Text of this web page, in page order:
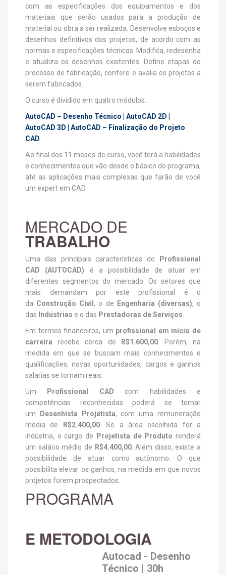
com as especificações dos equipamentos e dos
materiais que serão usados para a produção de
material ou obra a ser realizada. Desenvolve esboços e
desenhos definitivos dos projetos, de acordo com as
normas e especificações técnicas. Modifica, redesenha
e atualiza os desenhos existentes. Define etapas do
processo de fabricação, confere e avalia os projetos a
serem fabricados.
O curso é dividido em quatro módulos:
AutoCAD – Desenho Técnico | AutoCAD 2D |
AutoCAD 3D | AutoCAD – Finalização do Projeto
CAD
Ao final dos 11 meses de curso, você terá a habilidades
e conhecimentos que vão desde o básico do programa,
até as aplicações mais complexas que farão de você
um expert em CAD.
MERCADO DE
TRABALHO
Uma das principais características do
Profissional
CAD (AUTOCAD) é a possibilidade de atuar em
diferentes segmentos do mercado. Os setores que
mais demandam por este profissional é o
da Construção Civil, o de Engenharia (diversas), o
das Indústrias e o das Prestadoras de Serviços
Em termos financeiros, um profissional em início de
carreira recebe cerca de R$1.600,00. Porém, na
medida em que se buscam mais conhecimentos e
qualificações, novas oportunidades, cargos e ganhos
salarias se tornam reais.
Um
Profissional CAD com habilidades e
competências reconhecidas poderá se tornar
um
Desenhista Projetista, com uma remuneração
média de
R$2.400,00. Se a área escolhida for a
indústria, o cargo de
Projetista de Produtorenderá
um salário médio de R$4.400,00. Além disso, existe a
possibilidade de atuar como autônomo. O que
possibilita elevar os ganhos, na medida em que novos
projetos forem prospectados.
PROGRAMA
E METODOLOGIA
Autocad - Desenho
Técnico | 30h